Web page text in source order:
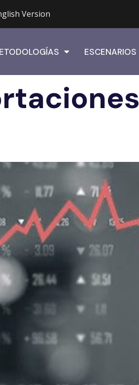
Version
ESCENARIOS